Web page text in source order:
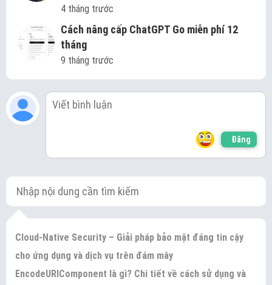
4 tháng trước
Cách nâng cấp ChatGPT Go miễn phí 12
tháng
9 tháng trước
Đăng
Cloud-Native Security – Giải pháp bảo mật đáng tin cậy
cho ứng dụng và dịch vụ trên đám mây
EncodeURIComponent là gì? Chi tiết về cách sử dụng và